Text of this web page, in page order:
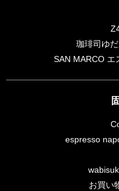
珈琲司ゆ
SAN MARCO
espresso
お買い